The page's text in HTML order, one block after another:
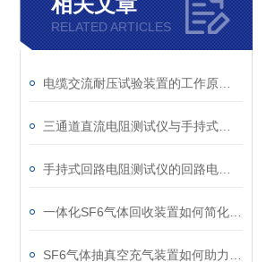
RELATED ARTICLES